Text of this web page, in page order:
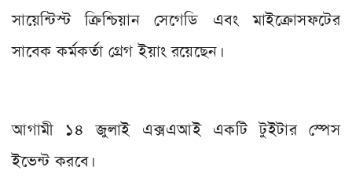
সায়েন্টিস্ট ক্রিশ্চিয়ান সেগেডি এবং মাইক্রোসফটের
সাবেক কর্মকর্তা গ্রেগ ইয়াং রয়েছেন।
আগামী ১৪ জুলাই এক্সএআই একটি টুইটার স্পেস
ইভেন্ট করবে।